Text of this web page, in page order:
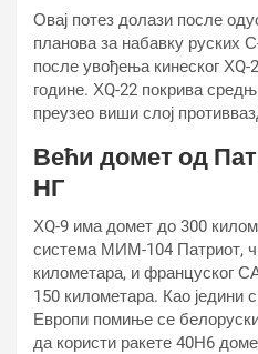
Овај потез долази после
планова за набавку руских
после увођења кинеског
године. ХQ-22 покрива
преузео виши слој
Већи домет од
НГ
ХQ-9 има домет до 300
система МИМ-104 Патриот,
километара, и француског
150 километара. Као једини
Европи помиње се
да користи ракете 40Н6